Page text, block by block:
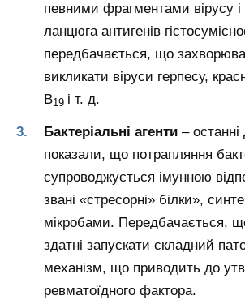
певними фрагментами вірусу і
ланцюга антигенів
передбачається, що
викликати віруси герпесу,
B19 і т. д.
Бактеріальні агенти –
показали, що потрапляння
супроводжується імунною
звані «стресорні» білки»,
мікробами. Передбачається,
здатні запускати складний
механізм, що приводить до
ревматоїдного фактора.